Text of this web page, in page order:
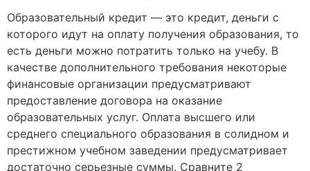
Образовательный кредит — это кредит, деньги с
которого идут на оплату получения образования, то
есть деньги можно потратить только на учебу. В
качестве дополнительного требования некоторые
финансовые организации предусматривают
предоставление договора на оказание
образовательных услуг. Оплата высшего или
среднего специального образования в солидном и
престижном учебном заведении предусматривает
достаточно серьезные суммы. Сравните 2